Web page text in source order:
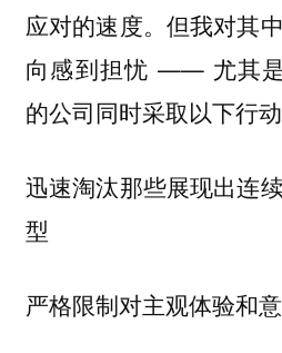
应对的速度。但我对其
向感到担忧 —— 尤其
的公司同时采取以下行动
迅速淘汰那些展现出连
型
严格限制对主观体验和